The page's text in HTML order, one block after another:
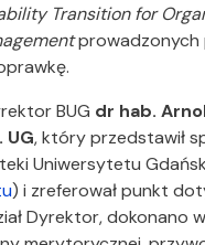
Transition for
prowadzonych
BUG dr hab.
UG, który przedstawił
Uniwersytetu
) i zreferował punkt
Dyrektor, dokonano w